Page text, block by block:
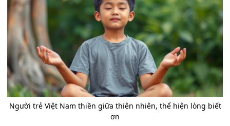
Người trẻ Việt Nam thiền giữa thiên nhiên, thể hiện lòng biết
ơn